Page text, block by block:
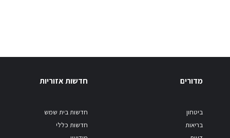
מדורים
ביטחון
בריאות
חדשות אזוריות
חדשות בית שמש
חדשות כללי